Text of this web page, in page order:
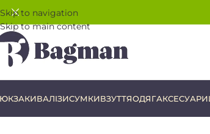
Skip to navigation
Skip to main content
ВАЛІЗИСУМКИВЗУТТЯОДЯГАКСЕСУАРИ